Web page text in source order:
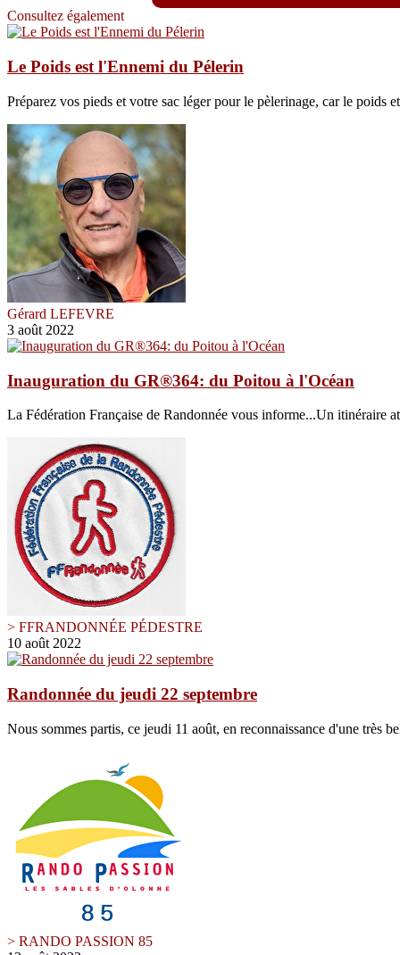
Consultez également
Le Poids est l'Ennemi du Pélerin
Préparez vos pieds et votre sac léger pour le pèlerinage, car le poids
Gérard LEFEVRE
3 août 2022
Inauguration du GR®364: du Poitou à l'Océan
La Fédération Française de Randonnée vous informe...Un itinéraire
> FFRANDONNÉE PÉDESTRE
10 août 2022
Randonnée du jeudi 22 septembre
Nous sommes partis, ce jeudi 11 août, en reconnaissance d'une très
> RANDO PASSION 85